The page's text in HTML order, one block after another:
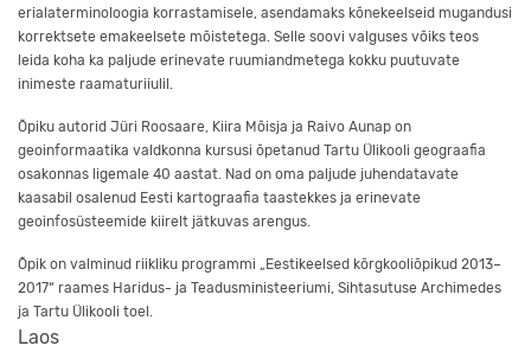
erialaterminoloogia korrastamisele, asendamaks kõnekeelseid mugandusi
korrektsete emakeelsete mõistetega. Selle soovi valguses võiks teos
leida koha ka paljude erinevate ruumiandmetega kokku puutuvate
inimeste raamaturiiulil.
Õpiku autorid Jüri Roosaare, Kiira Mõisja ja Raivo Aunap on
geoinformaatika valdkonna kursusi õpetanud Tartu Ülikooli geograafia
osakonnas ligemale 40 aastat. Nad on oma paljude juhendatavate
kaasabil osalenud Eesti kartograafia taastekkes ja erinevate
geoinfosüsteemide kiirelt jätkuvas arengus.
Õpik on valminud riikliku programmi „Eestikeelsed kõrgkooliõpikud 2013–
2017“ raames Haridus- ja Teadusministeeriumi, Sihtasutuse Archimedes
ja Tartu Ülikooli toel.
Laos